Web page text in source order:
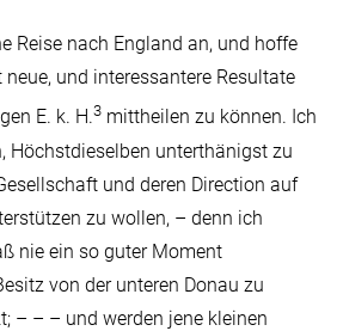
Reise nach England an, und hoffe
und interessantere Resultate
E. k. H.3 mittheilen zu können. Ich
Höchstdieselben unterthänigst zu
und deren Direction auf
zu wollen, – denn ich
nie ein so guter Moment
von der unteren Donau zu
– – – und werden jene kleinen